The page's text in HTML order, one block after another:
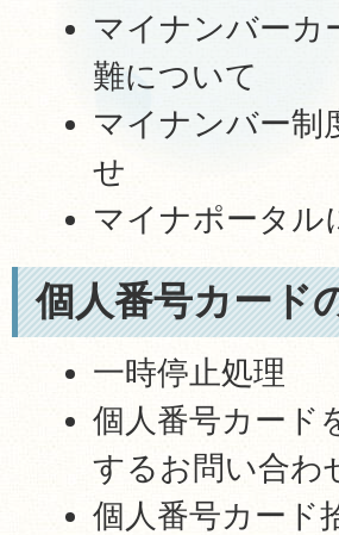
マイナンバーカ
難について
マイナンバー制
せ
マイナポータル
個人番号カード
一時停止処理
個人番号カード
するお問い合わ
個人番号カード